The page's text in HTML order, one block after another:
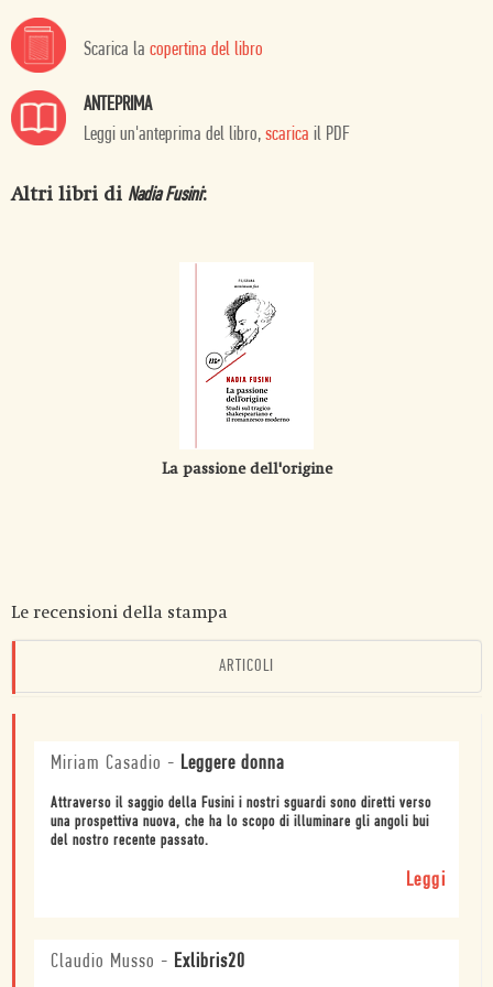
Scarica la copertina del libro
ANTEPRIMA
Leggi un'anteprima del libro, scarica il PDF
Altri libri di Nadia Fusini:
La passione dell'origine
Le recensioni della stampa
ARTICOLI
Miriam Casadio - Leggere donna
Attraverso il saggio della Fusini i nostri sguardi sono diretti verso
una prospettiva nuova, che ha lo scopo di illuminare gli angoli bui
del nostro recente passato.
Leggi
Claudio Musso - Exlibris20